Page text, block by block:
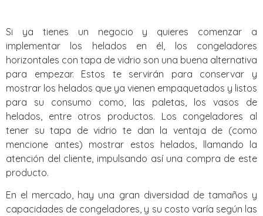
Si ya tienes un negocio y quieres comenzar a
implementar los helados en él, los congeladores
horizontales con tapa de vidrio son una buena alternativa
para empezar. Estos te servirán para conservar y
mostrar los helados que ya vienen empaquetados y listos
para su consumo como, las paletas, los vasos de
helados, entre otros productos. Los congeladores al
tener su tapa de vidrio te dan la ventaja de (como
mencione antes) mostrar estos helados, llamando la
atención del cliente, impulsando así una compra de este
producto.
En el mercado, hay una gran diversidad de tamaños y
capacidades de congeladores, y su costo varía según las